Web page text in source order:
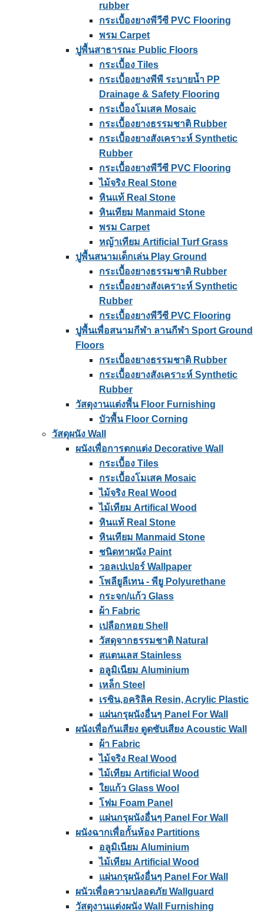
rubber
กระเบื้องยางพีวีซี PVC Flooring
พรม Carpet
ปูพื้นสาธารณะ Public Floors
กระเบื้อง Tiles
กระเบื้องยางพีพี ระบายน้ำ PP
Drainage & Safety Flooring
กระเบื้องโมเสค Mosaic
กระเบื้องยางธรรมชาติ Rubber
กระเบื้องยางสังเคราะห์ Synthetic
Rubber
กระเบื้องยางพีวีซี PVC Flooring
ไม้จริง Real Stone
หินแท้ Real Stone
หินเทียม Manmaid Stone
พรม Carpet
หญ้าเทียม Artificial Turf Grass
ปูพื้นสนามเด็กเล่น Play Ground
กระเบื้องยางธรรมชาติ Rubber
กระเบื้องยางสังเคราะห์ Synthetic
Rubber
กระเบื้องยางพีวีซี PVC Flooring
ปูพื้นเพื่อสนามกีฬา ลานกีฬา Sport Ground
Floors
กระเบื้องยางธรรมชาติ Rubber
กระเบื้องยางสังเคราะห์ Synthetic
Rubber
วัสดุงานแต่งพื้น Floor Furnishing
บัวพื้น Floor Corning
วัสดุผนัง Wall
ผนังเพื่อการตกแต่ง Decorative Wall
กระเบื้อง Tiles
กระเบื้องโมเสค Mosaic
ไม้จริง Real Wood
ไม้เทียม Artifical Wood
หินแท้ Real Stone
หินเทียม Manmaid Stone
ชนิดทาผนัง Paint
วอลเปเปอร์ Wallpaper
โพลียูลีเทน - พียู Polyurethane
กระจก/แก้ว Glass
ผ้า Fabric
เปลือกหอย Shell
วัสดุจากธรรมชาติ Natural
สแตนเลส Stainless
อลูมิเนียม Aluminium
เหล็ก Steel
เรซิน,อคริลิค Resin, Acrylic Plastic
แผ่นกรุผนังอื่นๆ Panel For Wall
ผนังเพื่อกันเสียง ดูดซับเสียง Acoustic Wall
ผ้า Fabric
ไม้จริง Real Wood
ไม้เทียม Artificial Wood
ใยแก้ว Glass Wool
โฟม Foam Panel
แผ่นกรุผนังอื่นๆ Panel For Wall
ผนังฉากเพื่อกั้นห้อง Partitions
อลูมิเนียม Aluminium
ไม้เทียม Artificial Wood
แผ่นกรุผนังอื่นๆ Panel For Wall
ผนัวเพื่อความปลอดภัย Wallguard
วัสดุงานแต่งผนัง Wall Furnishing